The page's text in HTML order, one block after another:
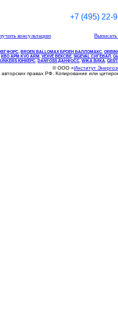
+7 (495) 22-
консультацию
ХЕГФОРС, BROEN BALLOMAX БРОЕН БАЛЛОМАКС,
КВО АРМ KVO ARM, VEXVE ВЕКСВЕ, SIGEVAL СИГЕВАЛ ,
ЮНКЕРС. DANFOSS ДАНФОСС, WIKA ВИКА,
© ООО «Институт
авторских правах РФ. Копирование или